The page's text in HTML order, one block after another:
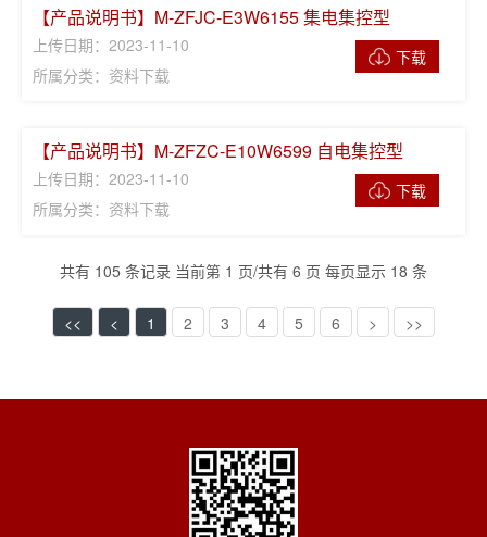
【产品说明书】M-ZFJC-E3W6155 集电集控型
上传日期：2023-11-10
所属分类：资料下载
下载
【产品说明书】M-ZFZC-E10W6599 自电集控型
上传日期：2023-11-10
所属分类：资料下载
下载
共有 105 条记录 当前第 1 页/共有 6 页 每页显示 18 条
<< < 1 2 3 4 5 6 > >>